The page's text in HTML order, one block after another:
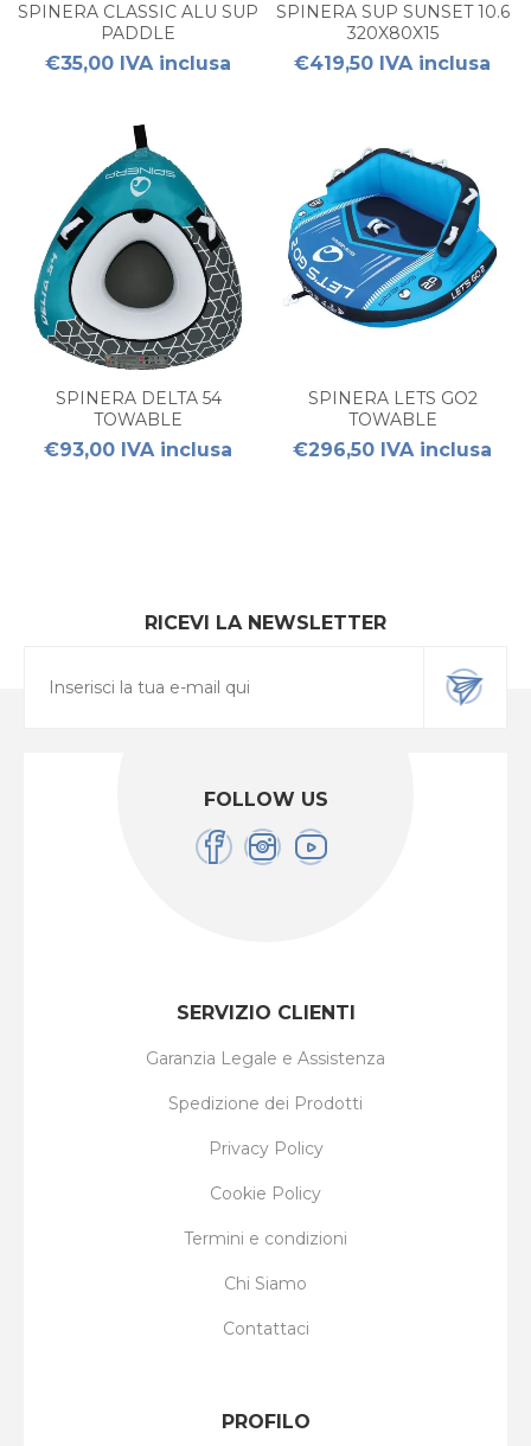
SPINERA CLASSIC ALU SUP
PADDLE
€35,00 IVA inclusa
SPINERA SUP SUNSET 10.6
320X80X15
€419,50 IVA inclusa
SPINERA DELTA 54
TOWABLE
€93,00 IVA inclusa
SPINERA LETS GO2
TOWABLE
€296,50 IVA inclusa
RICEVI LA NEWSLETTER
FOLLOW US
SERVIZIO CLIENTI
Garanzia Legale e Assistenza
Spedizione dei Prodotti
Privacy Policy
Cookie Policy
Termini e condizioni
Chi Siamo
Contattaci
PROFILO